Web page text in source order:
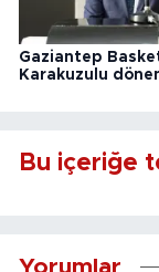
Gaziantep
Karakuzulu
Bu içeriğe